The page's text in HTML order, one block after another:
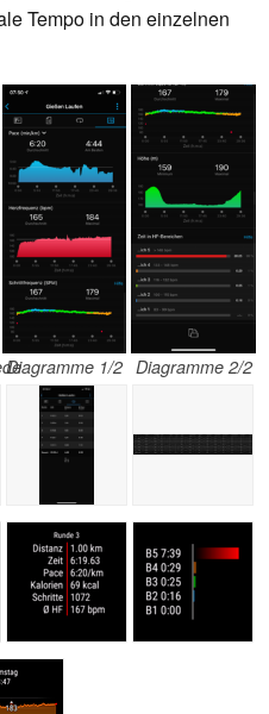
Tempo in den einzelnen
Diagramme 1/2 Diagramme 2/2